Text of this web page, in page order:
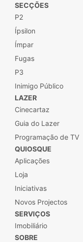
SECÇÕES
P2
Ípsilon
Ímpar
Fugas
P3
Inimigo Público
LAZER
Cinecartaz
Guia do Lazer
Programação de TV
QUIOSQUE
Aplicações
Loja
Iniciativas
Novos Projectos
SERVIÇOS
Imobiliário
SOBRE